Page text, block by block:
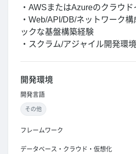
・AWSまたはAzureのクラウ
・Web/API/DB/ネットワーク
ックな基盤構築経験
・スクラム/アジャイル開発環
開発環境
開発言語
その他
フレームワーク
データベース・クラウド・仮想化